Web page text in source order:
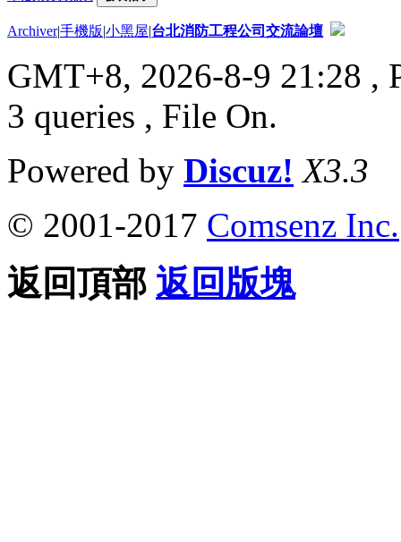
Archiver|手機版|小黑屋|台北消防工程公司交流論壇
GMT+8, 2026-8-9 21:28 ,
3 queries , File On.
Powered by Discuz! X3.3
© 2001-2017 Comsenz Inc.
返回頂部 返回版塊